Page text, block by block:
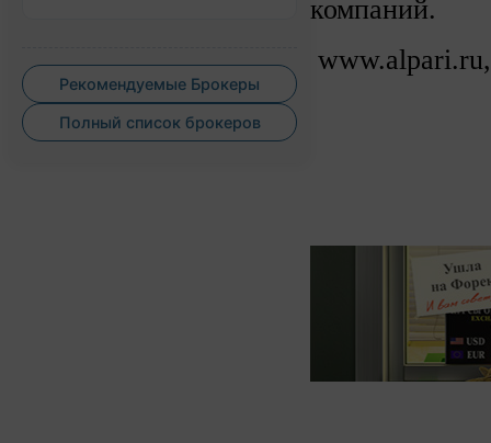
Рекомендуемые Брокеры
Полный список брокеров
компаний.